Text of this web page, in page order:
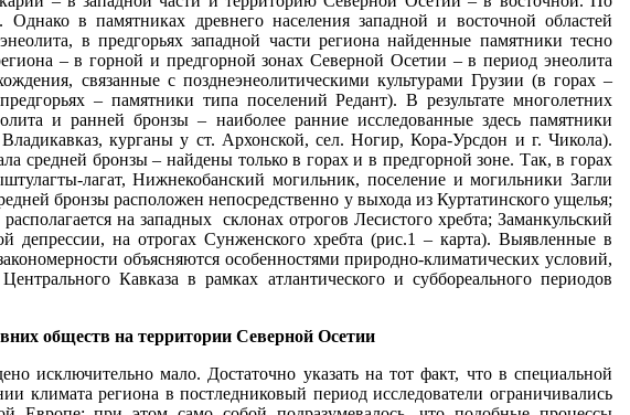
в памятниках древнего населения западной и восточной областей
в предгорьях западной части региона найденные памятники тесно
– в горной и предгорной зонах Северной Осетии – в период энеолита
связанные с позднеэнеолитическими культурами Грузии (в горах –
– памятники типа поселений Редант). В результате многолетних
и ранней бронзы – наиболее ранние исследованные здесь памятники
курганы у ст. Архонской, сел. Ногир, Кора-Урсдон и г. Чикола).
средней бронзы – найдены только в горах и в предгорной зоне. Так, в горах
лагат, Нижнекобанский могильник, поселение и могильники Загли
бронзы расположен непосредственно у выхода из Куртатинского ущелья;
на западных склонах отрогов Лесистого хребта; Заманкульский
на отрогах Сунженского хребта (рис.1 – карта). Выявленные в
объясняются особенностями природно-климатических условий,
Кавказа в рамках атлантического и суббореального периодов
обществ на территории Северной Осетии
под влиянием северо-западных умеренных воздушных масс, а южные области – под влиянием умеренных и тропических. Об изменениях климата в северных районах Центрального Кавказа в историческое время известно мало. Так, имеются данные о потеплении климата в раннем средневековье в IX – XII вв., в так называемый архызский оптимум. В это время резко сократилась площадь оледенения Кавказа, повысилась снеговая линия, открылись перевалы, происходило заселение и освоение высокогорных котловин Большого Кавказа. С XIII в. климат становится прохладнее и влажнее. Это привело к увеличению снежных зим и резкому возрастанию лавин в горах. Наступление горных ледников привело к выселению человека из прежде освоенных горных котловин. Максимальное ухудшение климата прослеживается с XVIII в. В литературе этот период называется «малым ледниковым периодом». Со второй половины XIX в. наступило потепление климата и уменьшение количества осадков. Ледники стали отступать, снеговая линия подниматься (А.С. Будун, Х.Х. Макоев, 1996.С.44-45). Приведенные данные, несмотря на свою малочисленность, свидетельствуют о неоднократном, порой резком изменении климата на Центральном Кавказе в исторический период, Несомненно, что подобные изменения происходили здесь и на более ранних этапах истории человечества. Для успешной реконструкции географической среды проживания древних обществ одним из оптимальных вариантов является проведение палинологических анализов с целью определения характера растительного покрова в различные исторические периоды. Вместе с тем необходимым условием становится изучение особенностей микрорельефа местности, с акцентом на анализ структуры почв. Почва является своего рода летописью, в которой, в виде морфологических признаков, отражаются сведения об изменениях, происходивших с почвой на протяжении тысячелетий. При определенном сочетании климатических факторов формируется соответствующая экосистема организмов, обусловливающих строго определенный биохимический и химический круговорот веществ в корнеобитаемом слое, который оставляет отпечаток в виде морфологических признаков. При изменении климатических факторов меняется вся экосистема и наряду с прежними морфологическими признаками в почве появляются новые, соответствующие новой экосистеме. Следует только определить порядок происшедших в почве изменений. По морфологическим признакам можно установить, под какими зональными видами растительности она формировалась, в какое время обладала тем или иным плодородием и насколько была пригодна для поселения человека в разные периоды. Специалисты-почвоведы (Н.Н. Оболенский, 1936; Е.В. Рубилин, 1956; К.И. Трофименко, 1966 и др.) считают, что на Северном Кавказе наблюдается общая тенденция изменения климатических, растительных и почвенных условий в сторону иссушения и потепления, что постепенно приводит к остепнению территории, где лесные массивы уступают место лугово-степной и степной растительности, в связи с чем меняется тип почвообразования. Подобные изменения в основе своей связаны с деятельностью человека, в результате которой в современных условиях на Северном Кавказе произошла коренная трансформация изначальных ландшафтов на значительных территориях: современные ландшафты в большинстве случаев не имеют ничего общего с природными условиями, имевшими место в недавнем прошлом. Примером антропогенного воздействия может служить сухостепь Моздокского района Северной Осетии, где в настоящее время сохранились лишь фрагменты пойменных лесов. Термин «Моздок» на кабардинском языке означает «дремучий лес», что предполагает большую облесенность территории Моздокского района всего два-три века назад. Земли, которые в прошлом были заняты лесными массивами, с оподзоленными почвами, обычно низкого плодородия, не могли быть привлекательными для заселения: первопоселенцы в лесных районах Центрального Кавказа могли располагаться вблизи рек и на опушках леса. Примеры этому также можно найти в современных топонимах: так, название селения Кадгарон в Северной Осетии в переводе с осетинского языка означает «около леса». И хотя в настоящее время вокруг селения пашня и лесов поблизости нет, исследованиями М.И. Сикорского было установлено, что к северу от селения Кадгарон расположены выщелоченные черноземы, развитые под лугово-степной растительностью и не имеющие признаков лесного прошлого, а южнее селения проходит четкая граница дерновых оподзоленных и часто заболоченных в прошлом почв, являвшихся основными почвами, развивавшимися под широколиственными лесами в условиях весьма влажного климата. Леса в этом месте были уничтожены человеком уже в наше время. Сохранился лишь небольшой останец, известный под названием «Святая роща Хетага». Таким образом, для понимания особенностей заселения древними обществами Кавказа в период голоцена возникает насущная потребность изучения динамики изменения климата и рельефа местности на каждом конкретном этапе. В настоящей